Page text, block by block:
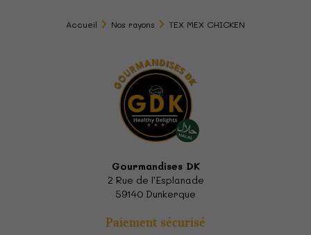
Accueil Nos rayons TEX MEX CHICKEN
Gourmandises DK
2 Rue de l'Esplanade
59140 Dunkerque
Paiement sécurisé